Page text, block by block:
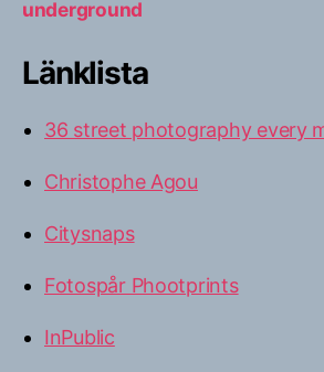
underground
Länklista
36 street photography every
Christophe Agou
Citysnaps
Fotospår Phootprints
InPublic